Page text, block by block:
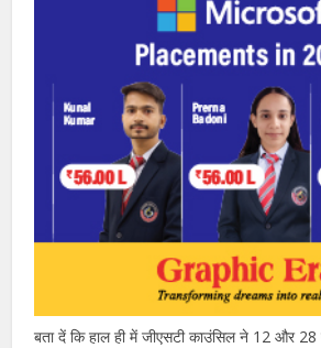
बता दें कि हाल ही में जीएसटी काउंसिल ने 12 और 28